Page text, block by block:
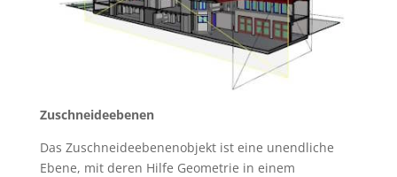
Zuschneideebenen
Das Zuschneideebenenobjekt ist eine unendliche
Ebene, mit deren Hilfe Geometrie in einem